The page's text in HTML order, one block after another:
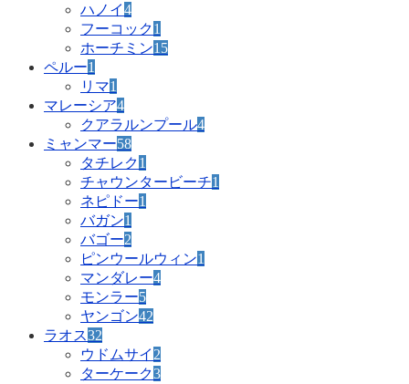
ハノイ4
フーコック1
ホーチミン15
ペルー1
リマ1
マレーシア4
クアラルンプール4
ミャンマー58
タチレク1
チャウンタービーチ1
ネピドー1
バガン1
バゴー2
ピンウールウィン1
マンダレー4
モンラー5
ヤンゴン42
ラオス32
ウドムサイ 2
ターケーク3